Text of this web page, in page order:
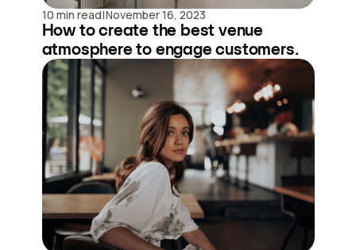
10 min read|November 16, 2023
How to create the best venue
atmosphere to engage customers.